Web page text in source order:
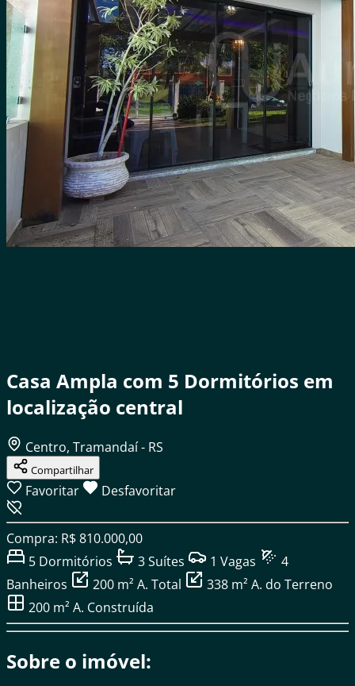
Casa Ampla com 5 Dormitórios em
localização central
Centro, Tramandaí - RS
Compartilhar
Favoritar Desfavoritar
Compra: R$ 810.000,00
5 Dormitórios 3Suítes 1 Vagas
4
Banheiros
200 m² A. Total 338 m² A. do Terreno
200 m² A. Construída
Sobre o imóvel: